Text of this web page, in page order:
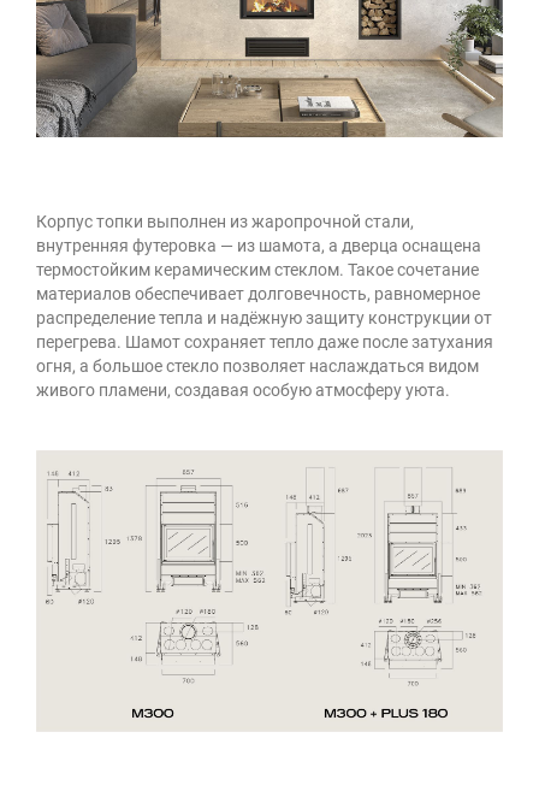
Корпус топки выполнен из жаропрочной стали,
внутренняя футеровка — из шамота, а дверца оснащена
термостойким керамическим стеклом. Такое сочетание
материалов обеспечивает долговечность, равномерное
распределение тепла и надёжную защиту конструкции от
перегрева. Шамот сохраняет тепло даже после затухания
огня, а большое стекло позволяет наслаждаться видом
живого пламени, создавая особую атмосферу уюта.